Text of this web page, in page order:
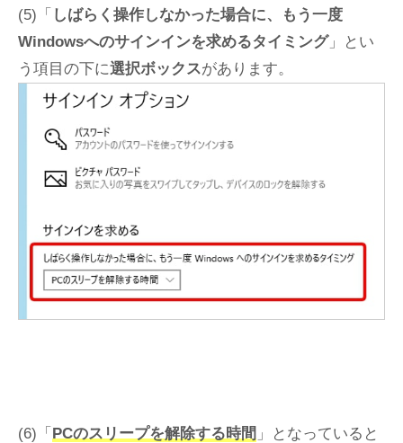
(5)「 しばらく操作しなかった場合に、もう一度
Windowsへのサインインを求めるタイミング」とい
う項目の下に選択ボックスがあります。
(6)「 PCのスリープを解除する時間 」となっていると